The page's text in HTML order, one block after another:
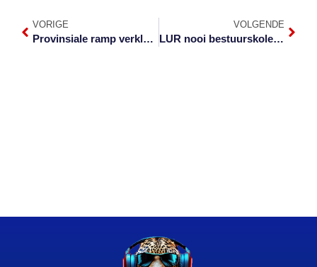
VORIGE
Provinsiale ramp verklaar na stormskade in Hazyview
VOLGENDE
LUR nooi bestuurskole om die fluitjie te blaas oor korrupsie